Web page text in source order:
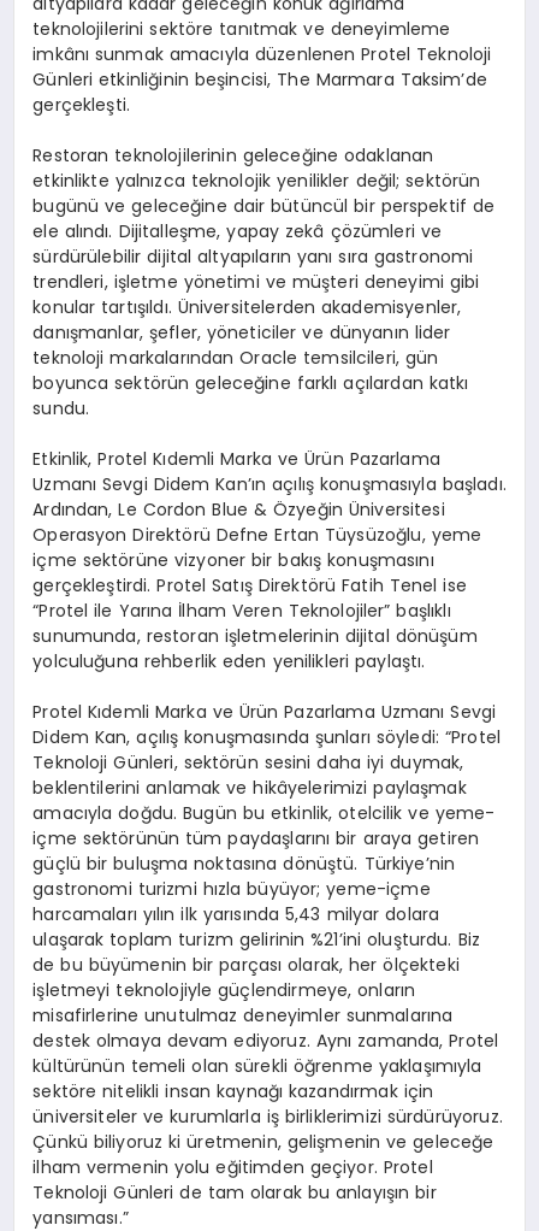
teknolojilerini sektöre tanıtmak ve deneyimleme
imkânı sunmak amacıyla düzenlenen Protel Teknoloji
Günleri etkinliğinin beşincisi, The Marmara Taksim’de
gerçekleşti.
Restoran teknolojilerinin geleceğine odaklanan
etkinlikte yalnızca teknolojik yenilikler değil; sektörün
bugünü ve geleceğine dair bütüncül bir perspektif de
ele alındı. Dijitalleşme, yapay zekâ çözümleri ve
sürdürülebilir dijital altyapıların yanı sıra gastronomi
trendleri, işletme yönetimi ve müşteri deneyimi gibi
konular tartışıldı. Üniversitelerden akademisyenler,
danışmanlar, şefler, yöneticiler ve dünyanın lider
teknoloji markalarından Oracle temsilcileri, gün
boyunca sektörün geleceğine farklı açılardan katkı
sundu.
Etkinlik, Protel Kıdemli Marka ve Ürün Pazarlama
Uzmanı Sevgi Didem Kan’ın açılış konuşmasıyla başladı.
Ardından, Le Cordon Blue & Özyeğin Üniversitesi
Operasyon Direktörü Defne Ertan Tüysüzoğlu, yeme
içme sektörüne vizyoner bir bakış konuşmasını
gerçekleştirdi. Protel Satış Direktörü Fatih Tenel ise
“Protel ile Yarına İlham Veren Teknolojiler” başlıklı
sunumunda, restoran işletmelerinin dijital dönüşüm
yolculuğuna rehberlik eden yenilikleri paylaştı.
Protel Kıdemli Marka ve Ürün Pazarlama Uzmanı Sevgi
Didem Kan, açılış konuşmasında şunları söyledi: “Protel
Teknoloji Günleri, sektörün sesini daha iyi duymak,
beklentilerini anlamak ve hikâyelerimizi paylaşmak
amacıyla doğdu. Bugün bu etkinlik, otelcilik ve yeme-
içme sektörünün tüm paydaşlarını bir araya getiren
güçlü bir buluşma noktasına dönüştü. Türkiye’nin
gastronomi turizmi hızla büyüyor; yeme-içme
harcamaları yılın ilk yarısında 5,43 milyar dolara
ulaşarak toplam turizm gelirinin %21’ini oluşturdu. Biz
de bu büyümenin bir parçası olarak, her ölçekteki
işletmeyi teknolojiyle güçlendirmeye, onların
misafirlerine unutulmaz deneyimler sunmalarına
destek olmaya devam ediyoruz. Aynı zamanda, Protel
kültürünün temeli olan sürekli öğrenme yaklaşımıyla
sektöre nitelikli insan kaynağı kazandırmak için
üniversiteler ve kurumlarla iş birliklerimizi sürdürüyoruz.
Çünkü biliyoruz ki üretmenin, gelişmenin ve geleceğe
ilham vermenin yolu eğitimden geçiyor. Protel
Teknoloji Günleri de tam olarak bu anlayışın bir
yansıması.”